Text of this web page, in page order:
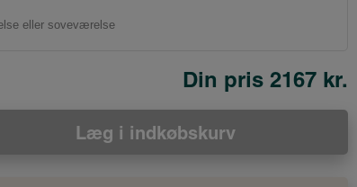
Din pris 2167 kr.
Læg i indkøbskurv